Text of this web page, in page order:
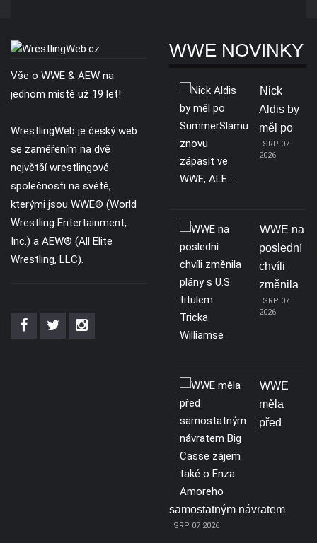
Vše o WWE & AEW na
jednom místě už 19 let!
WrestlingWeb je český web
se zaměřením na dvě
největší wrestlingové
společnosti na světě,
kterými jsou WWE® (World
Wrestling Entertainment,
Inc.) a AEW® (All Elite
Wrestling, LLC).
WWE NOVINKY
Nick
Aldis by
měl po
SRP 07
2026
WWE na
poslední
chvíli
změnila
SRP 07
2026
WWE
měla
před
samostatným návratem
SRP 07 2026